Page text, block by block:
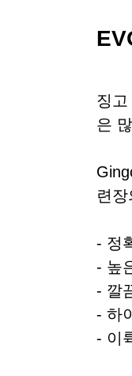
징
은
련
- 정
- 높
- 깔
- 하
- 이